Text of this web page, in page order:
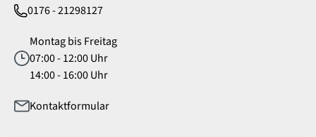
0176 - 21298127
Montag bis Freitag
07:00 - 12:00 Uhr
14:00 - 16:00 Uhr
Kontaktformular